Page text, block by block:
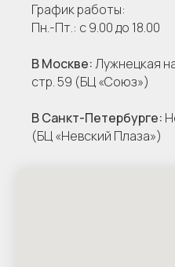
График работы:
Пн.-Пт.: с 9.00 до 18.00
В Москве:Лужнецкая
стр. 59 (БЦ «Союз»)
В Санкт-Петербурге:
(БЦ «Невский Плаза»)